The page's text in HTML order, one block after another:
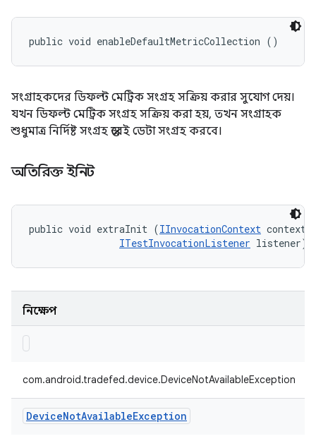
public void enableDefaultMetricCollection ()
সংগ্রাহকদের ডিফল্ট মেট্রিক সংগ্রহ সক্রিয় করার সুযোগ দেয়।
যখন ডিফল্ট মেট্রিক সংগ্রহ সক্রিয় করা হয়, তখন সংগ্রাহক
শুধুমাত্র নির্দিষ্ট সংগ্রহ স্তরেই ডেটা সংগ্রহ করবে।
অতিরিক্ত ইনিট
public void extraInit (IInvocationContext
ITestInvocationListener listener)
নিক্ষেপ
com.android.tradefed.device.DeviceNotAvailableException
DeviceNotAvailableException